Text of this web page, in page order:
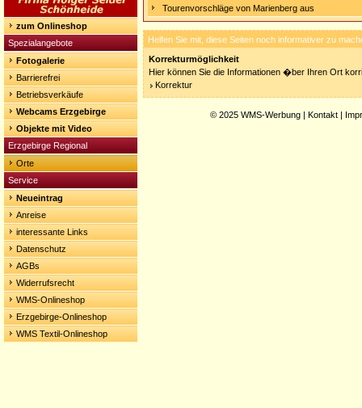
zum Onlineshop
Spezialangebote
Fotogalerie
Barrierefrei
Betriebsverkäufe
Webcams Erzgebirge
Objekte mit Video
Erzgebirge Regional
Orte
Service
Neueintrag
Anreise
interessante Links
Datenschutz
AGBs
Widerrufsrecht
WMS-Onlineshop
Erzgebirge-Onlineshop
WMS Textil-Onlineshop
Tourenvorschläge von Marienberg aus
Helfen Sie mit, diese Seiten noch informativer zu
Korrekturmöglichkeit
Hier können Sie die Informationen �ber Ihren Ort
Korrektur
© 2025 WMS-Werbung | Kontakt |